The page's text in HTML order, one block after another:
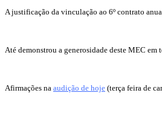
A justificação da vinculação ao 6º contrato
Até demonstrou a generosidade deste MEC em
Afirmações na audição de hoje (terça feira de